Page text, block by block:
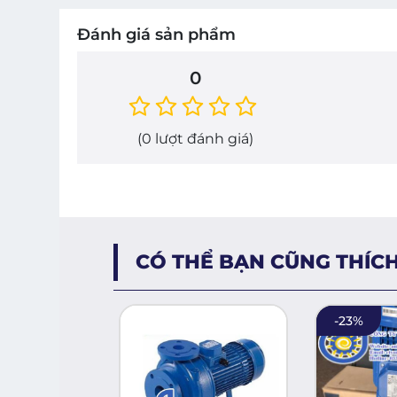
Đánh giá sản phẩm
0
(0 lượt đánh giá)
CÓ THỂ BẠN CŨNG
-23%